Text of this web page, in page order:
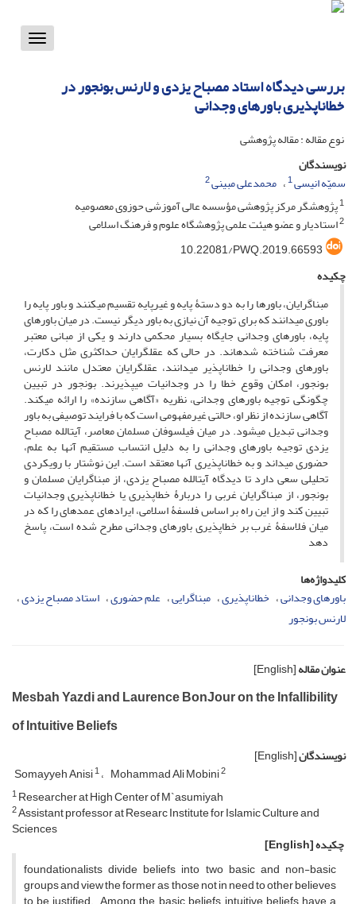
Toggle
بررسی دیدگاه استاد مصباح یزدی و لارنس بونجور در
خطاناپذیری باورهای وجدانی
نوع مقاله : مقاله پژوهشی
نویسندگان
سمیّه انیسی1 محمدعلی مبینی2
1پژوهشگر مرکز پژوهشی مؤسسه عالی آموزشی حوزوی معصومیه
2استادیار و عضو هیئت علمی پژوهشگاه علوم و فرهنگ اسلامی
10.22081/PWQ.2019.66593
چکیده
مبناگرایان، باورها را به دو دستۀ پایه و غیرپایه تقسیم می‏کنند و باور پایه را
باوری می‏دانند که برای توجیه آن نیازی به باور دیگر نیست. در میان باورهای
پایه، باورهای وجدانی جایگاه بسیار محکمی دارند و یکی از مبانی معتبر
معرفت شناخته شده­اند. در حالی که عقل­گرایان حداکثری مثل دکارت،
باورهای وجدانی را خطاناپذیر می­دانند، عقل­گرایان معتدل مانند لارنس
بونجور، امکان وقوع خطا را در وجدانیات می­پذیرند. بونجور در تبیین
چگونگی توجیه باورهای وجدانی، نظریه «آگاهی سازنده» را ارائه می­کند.
آگاهی سازنده از نظر او، حالتی غیرمفهومی­ است که با فرایند توصیفی به باور
وجدانی تبدیل می­شود. در میان فیلسوفان مسلمان معاصر، آیت‏الله مصباح
یزدی توجیه باورهای وجدانی را به دلیل انتساب مستقیم آنها به علم،
حضوری می­داند و به خطاناپذیری آنها معتقد است. این نوشتار با رویکردی
تحلیلی سعی دارد تا دیدگاه آیت‏الله مصباح یزدی، از مبناگرایان مسلمان و
بونجور، از مبناگرایان غربی را دربارۀ خطاپذیری یا خطاناپذیری وجدانیات
تبیین کند و از این راه بر اساس فلسفۀ اسلامی، ایرادهای عمده­ای را که در
میان فلاسفۀ غرب بر خطاپذیری باورهای وجدانی مطرح شده است، پاسخ
دهد
کلیدواژه‌ها
باورهای وجدانی خطاناپذیری مبناگرایی علم حضوری استاد مصباح یزدی
لارنس بونجور
عنوان مقاله[English]
Mesbah Yazdi and Laurence BonJour on the Infallibility
of Intuitive Beliefs
نویسندگان[English]
Somayyeh Anisi1 Mohammad Ali Mobini2
1Researcher at High Center of M`asumiyah
2Assistant professor at Researc Institute for Islamic Culture and
Sciences
چکیده[English]
foundationalists divide beliefs into two basic and non-basic
groups and view the former as those not in need to other believes